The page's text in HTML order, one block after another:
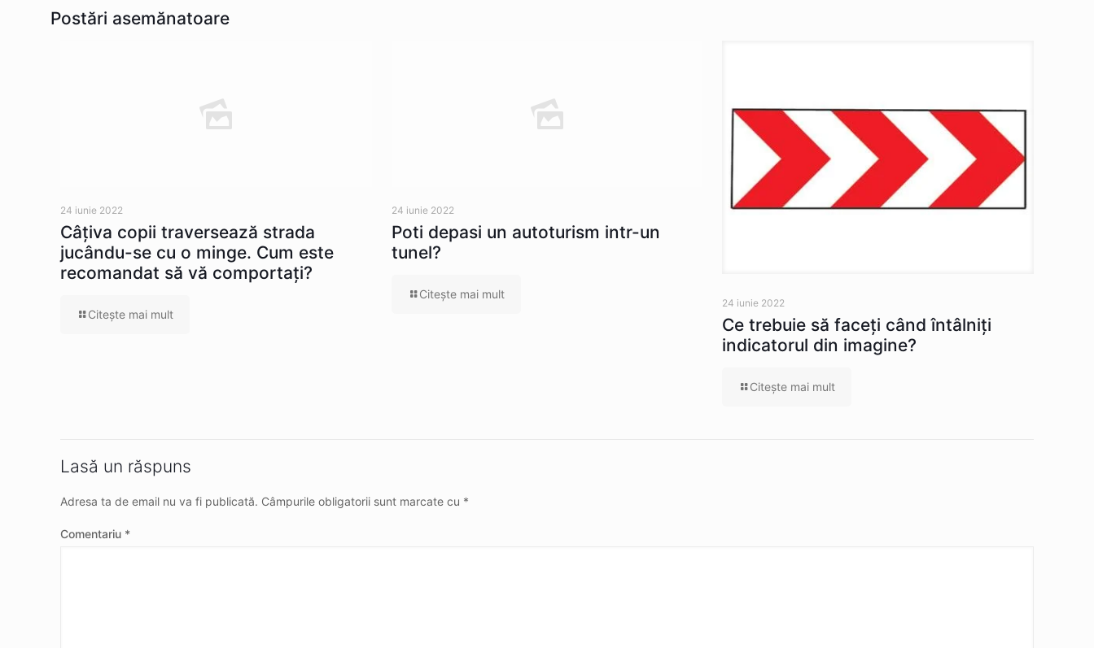
Postări asemănatoare
24 iunie 2022
Câţiva copii traversează strada
jucându-se cu o minge. Cum este
recomandat să vă comportaţi?
Citeşte mai mult
24 iunie 2022
Poti depasi un autoturism intr-un
tunel?
Citeşte mai mult
24 iunie 2022
Ce trebuie să faceţi când întâlniţi
indicatorul din imagine?
Citeşte mai mult
Lasă un răspuns
Adresa ta de email nu va fi publicată. Câmpurile obligatorii sunt marcate cu *
Comentariu *